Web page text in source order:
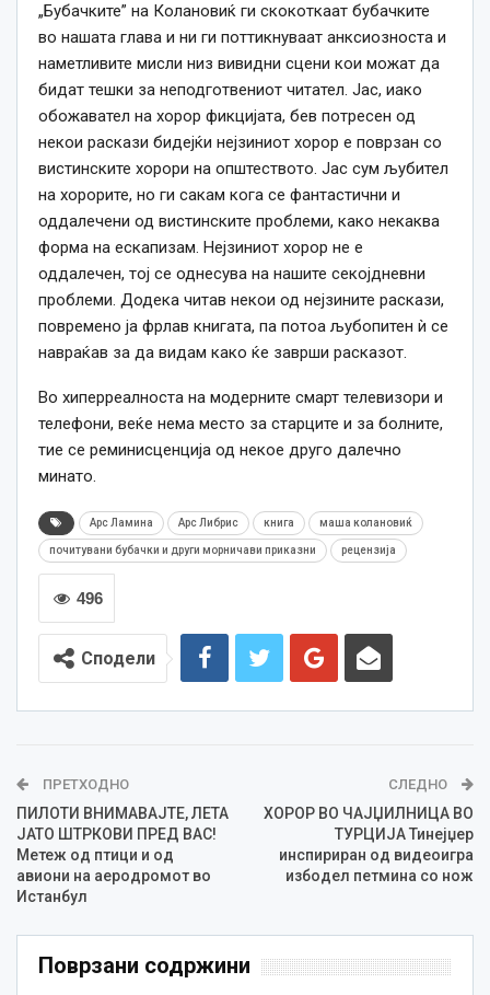
„Бубачките” на Колановиќ ги скокоткаат бубачките
во нашата глава и ни ги поттикнуваат анксиозноста и
наметливите мисли низ вивидни сцени кои можат да
бидат тешки за неподготвениот читател. Јас, иако
обожавател на хорор фикцијата, бев потресен од
некои раскази бидејќи нејзиниот хорор е поврзан со
вистинските хорори на општеството. Јас сум љубител
на хорорите, но ги сакам кога се фантастични и
оддалечени од вистинските проблеми, како некаква
форма на ескапизам. Нејзиниот хорор не е
оддалечен, тој се однесува на нашите секојдневни
проблеми. Додека читав некои од нејзините раскази,
повремено ја фрлав книгата, па потоа љубопитен ѝ се
навраќав за да видам како ќе заврши расказот.
Во хиперреалноста на модерните смарт телевизори и
телефони, веќе нема место за старците и за болните,
тие се реминисценција од некое друго далечно
минато.
Арс Ламина Арс Либрис книга маша колановиќ
почитувани бубачки и други морничави приказни рецензија
496
Сподели
ПРЕТХОДНО
ПИЛОТИ ВНИМАВАЈТЕ, ЛЕТА
ЈАТО ШТРКОВИ ПРЕД ВАС!
Метеж од птици и од
авиони на аеродромот во
Истанбул
СЛЕДНО
ХОРОР ВО ЧАЈЏИЛНИЦА ВО
ТУРЦИЈА Тинејџер
инспириран од видеоигра
избодел петмина со нож
Поврзани содржини